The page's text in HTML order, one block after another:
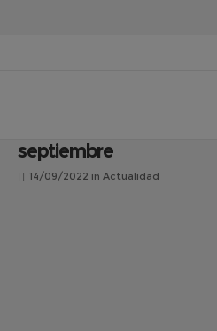
Talavera, expuestas
septiembre
14/09/2022 in Actualidad